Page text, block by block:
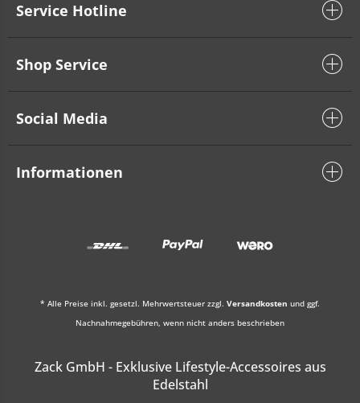
Service Hotline
Shop Service
Social Media
Informationen
* Alle Preise inkl. gesetzl. Mehrwertsteuer zzgl. Versandkosten und ggf.
Nachnahmegebühren, wenn nicht anders beschrieben
Zack GmbH - Exklusive Lifestyle-Accessoires aus
Edelstahl